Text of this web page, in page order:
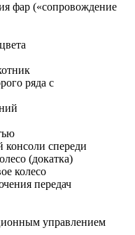
фар («сопровождение
ряда с
консоли спереди
(докатка)
колесо
передач
управлением